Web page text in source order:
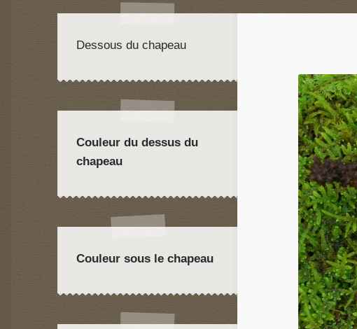
Dessous du chapeau
Couleur du dessus du
chapeau
Couleur sous le chapeau